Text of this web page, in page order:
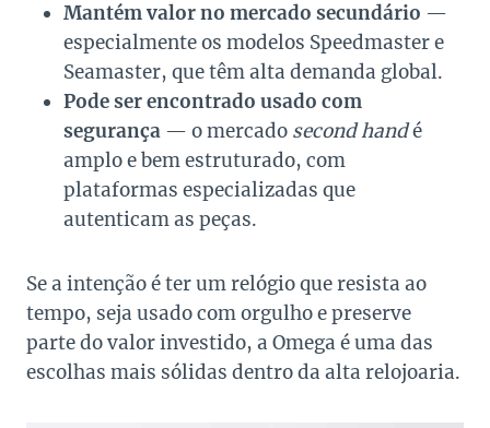
Mantém valor no mercado secundário —
especialmente os modelos Speedmaster e
Seamaster, que têm alta demanda global.
Pode ser encontrado usado com
segurança — o mercado second handé
amplo e bem estruturado, com
plataformas especializadas que
autenticam as peças.
Se a intenção é ter um relógio que resista ao
tempo, seja usado com orgulho e preserve
parte do valor investido, a Omega é uma das
escolhas mais sólidas dentro da alta relojoaria.